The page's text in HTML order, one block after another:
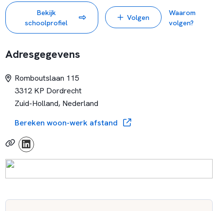
verschil en zorgen samen voor een warm nest met kansen
voor iedereen. Regulier, Jenaplan, Montessori, Dalton of
speciaal basisonderwijs. Je vindt het allemaal bij ons.
Help jij mee om ieder kind het beste onderwijs te geven? We
www.nestas-scholengroep.nl
Bekijk
schoolprofiel
Volgen
Waarom
volgen?
Adresgegevens
Romboutslaan 115
3312 KP Dordrecht
Zuid-Holland, Nederland
Bereken woon-werk afstand